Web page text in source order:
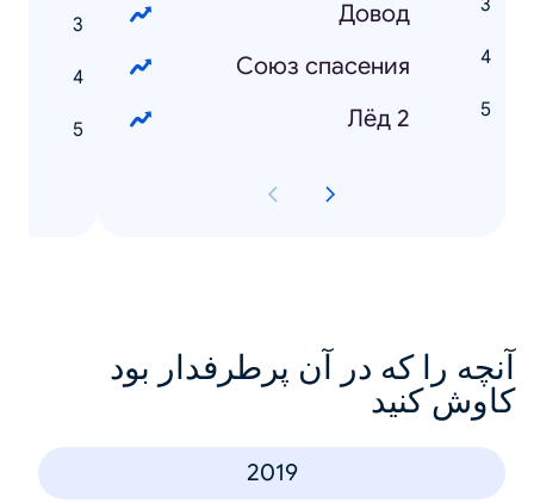
Довод
Союз cпасения
Лёд 2
آنچه را که در آن پرطرفدار بود
کاوش کنید
2019